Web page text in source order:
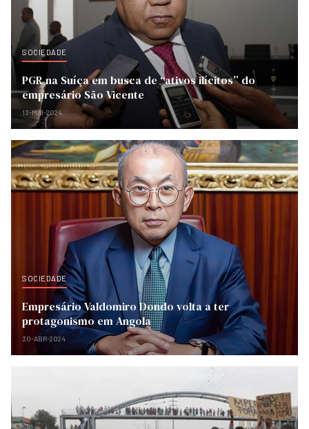
SOCIEDADE
PGR na Suíça em busca de “ativos ilícitos” do
empresário São Vicente
13-MAI-2024
SOCIEDADE
Empresário Valdomiro Dondo volta a ter
protagonismo em Angola
30-ABR-2024